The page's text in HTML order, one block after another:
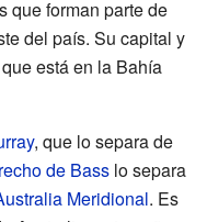
que forman parte de
del país. Su capital y
está en la Bahía
, que lo separa de
de Bass lo separa
Meridional. Es